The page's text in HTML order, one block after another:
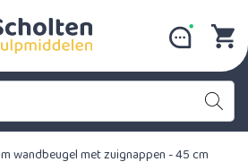
wandbeugel met zuignappen - 45 cm